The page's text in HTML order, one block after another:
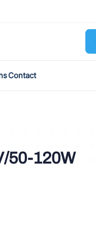
Contact
50-120W